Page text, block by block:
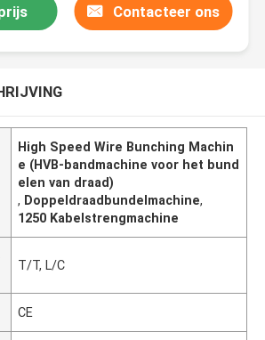
Contacteer ons
High Speed Wire Bunching Machin
e (HVB-bandmachine voor het bund
elen van draad)
, Doppeldraadbundelmachine,
1250 Kabelstrengmachine
T/T, L/C
CE